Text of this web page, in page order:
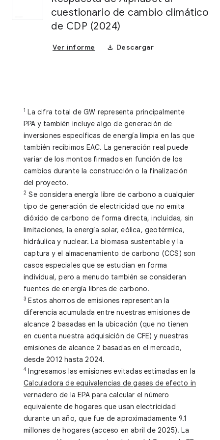
cuestionario de cambio climático
de CDP (2024)
Ver informe download Descargar
1 La cifra total de GW representa principalmente
PPA y también incluye algo de generación de
inversiones específicas de energía limpia en las que
también recibimos EAC. La generación real puede
variar de los montos firmados en función de los
cambios durante la construcción o la finalización
del proyecto.
2 Se considera energía libre de carbono a cualquier
tipo de generación de electricidad que no emita
dióxido de carbono de forma directa, incluidas, sin
limitaciones, la energía solar, eólica, geotérmica,
hidráulica y nuclear. La biomasa sustentable y la
captura y el almacenamiento de carbono (CCS) son
casos especiales que se estudian en forma
individual, pero a menudo también se consideran
fuentes de energía libres de carbono.
3 Estos ahorros de emisiones representan la
diferencia acumulada entre nuestras emisiones de
alcance 2 basadas en la ubicación (que no tienen
en cuenta nuestra adquisición de CFE) y nuestras
emisiones de alcance 2 basadas en el mercado,
desde 2012 hasta 2024.
4 Ingresamos las emisiones evitadas estimadas en la
Calculadora de equivalencias de gases de efecto in
vernadero de la EPA para calcular el número
equivalente de hogares que usan electricidad
durante un año, que fue de aproximadamente 9.1
millones de hogares (acceso en abril de 2025). La